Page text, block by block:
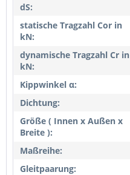
dS:
statische Tragzahl Cor in
kN:
dynamische Tragzahl Cr in
kN:
Kippwinkel α:
Dichtung:
Größe ( Innen x Außen x
Breite ):
Maßreihe:
Gleitpaarung: